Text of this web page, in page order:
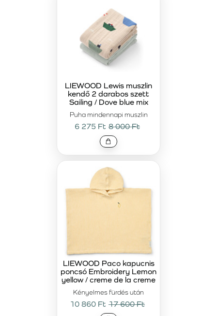
Puha mindennapi muszlin
LIEWOOD Lewis muszlin
kendő 2 darabos szett
Sailing / Dove blue mix
6 275 Ft 8 000 Ft
Kényelmes fürdés után
LIEWOOD Paco kapucnis
poncsó Embroidery Lemon
yellow / creme de la creme
10 860 Ft 17 600 Ft